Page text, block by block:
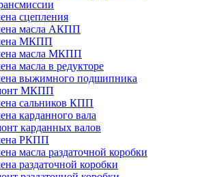
сцепления
масла АКПП
МКПП
масла МКПП
масла в редукторе
выжимного подшипника
МКПП
сальников КПП
карданного вала
карданных валов
РКПП
масла раздаточной коробки
раздаточной коробки